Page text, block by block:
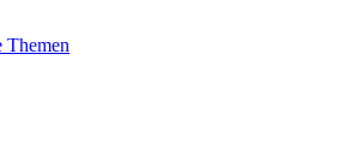
Themen